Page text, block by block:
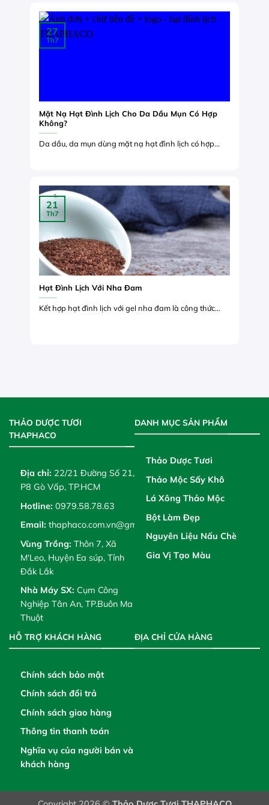
Mặt Nạ Hạt Đình Lịch Cho Da Dầu Mụn Có Hợp
Không?
Da dầu, da mụn dùng mặt nạ hạt đình lịch có hợp...
27
Th7
Hạt Đình Lịch Với Nha Đam
Kết hợp hạt đình lịch với gel nha đam là công thức...
21
Th7
THẢO DƯỢC TƯƠI
THAPHACO
Địa chỉ: 22/21 Đường Số 21,
P8 Gò Vấp, TP.HCM
Hotline: 0979.58.78.63
Email: thaphaco.com.vn@gmail.com
Vùng Trồng: Thôn 7, Xã
M'Leo, Huyện Ea súp, Tỉnh
Đắk Lắk
Nhà Máy SX: Cụm Công
Nghiệp Tân An, TP.Buôn Ma
Thuột
DANH MỤC SẢN PHẨM
Thảo Dược Tươi
Thảo Mộc Sấy Khô
Lá Xông Thảo Mộc
Bột Làm Đẹp
Nguyên Liệu Nấu Chè
Gia Vị Tạo Màu
HỖ TRỢ KHÁCH HÀNG
Chính sách bảo mật
Chính sách đổi trả
Chính sách giao hàng
Thông tin thanh toán
Nghĩa vụ của người bán và
khách hàng
ĐỊA CHỈ CỬA HÀNG